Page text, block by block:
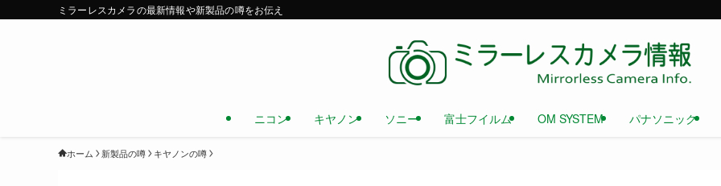
ミラーレスカメラの最新情報や新製品の噂をお伝え
ニコン キヤノン ソニー 富士フイルム OM SYSTEM パナソニック
ホーム 新製品の噂 キヤノンの噂